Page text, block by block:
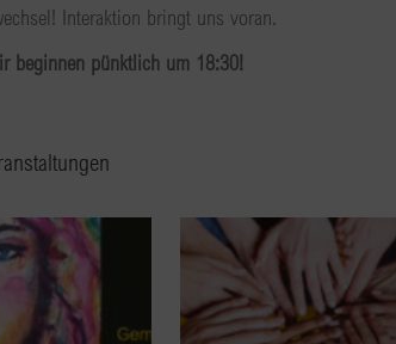
Interaktion bringt uns voran.
beginnen pünktlich um 18:30!